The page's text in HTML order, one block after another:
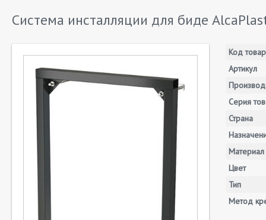
Система инсталляции для биде
Код
Артикул
Серия
Страна
Материал
Цвет
Тип
Метод